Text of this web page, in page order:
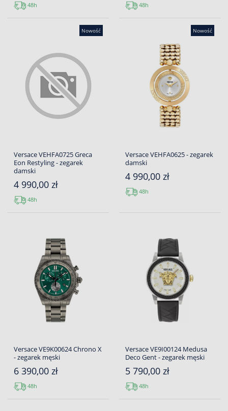
48h 48h
Nowość
Versace VEHFA0725 Greca
Eon Restyling - zegarek
damski
4 990,00 zł
48h
Nowość
Versace VEHFA0625 - zegarek
damski
4 990,00 zł
48h
Versace VE9K00624 Chrono X
- zegarek męski
6 390,00 zł
48h
Versace VE9I00124 Medusa
Deco Gent - zegarek męski
5 790,00 zł
48h